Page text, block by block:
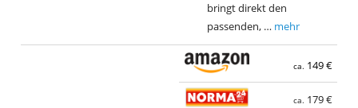
bringt direkt den
passenden, … mehr
ca. 149 €
ca. 179 €